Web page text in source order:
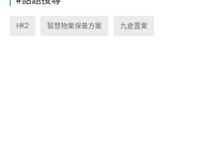
HK2 智慧物業保養方案 九倉置業